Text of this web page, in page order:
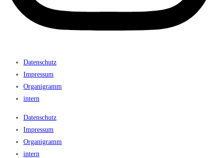
Datenschutz
Impressum
Organigramm
intern
Datenschutz
Impressum
Organigramm
intern